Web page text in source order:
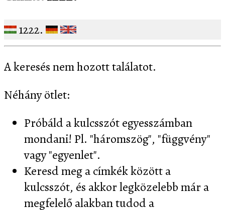
1222.
A keresés nem hozott találatot.
Néhány ötlet:
Próbáld a kulcsszót egyesszámban
mondani! Pl. "háromszög", "függvény"
vagy "egyenlet".
Keresd meg a címkék között a
kulcsszót, és akkor legközelebb már a
megfelelő alakban tudod a